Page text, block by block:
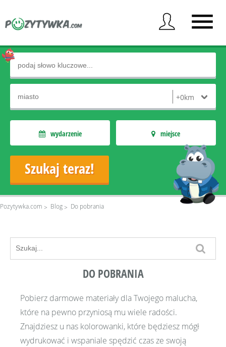
wydarzenie miejsce
Pozytywka.com Blog Do pobrania
DO POBRANIA
Pobierz darmowe materiały dla Twojego malucha,
które na pewno przyniosą mu wiele radości.
Znajdziesz u nas kolorowanki, które będziesz mógł
wydrukować i wspaniale spędzić czas ze swoją